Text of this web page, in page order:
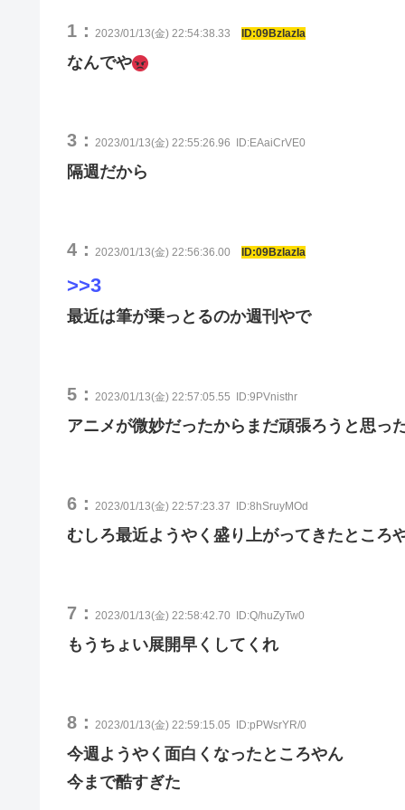
1： 2023/01/13(金) 22:54:38.33 ID:09BzlazIa
なんでや
3： 2023/01/13(金) 22:55:26.96 ID:EAaiCrVE0
隔週だから
4： 2023/01/13(金) 22:56:36.00 ID:09BzlazIa
>>3
最近は筆が乗っとるのか週刊やで
5： 2023/01/13(金) 22:57:05.55 ID:9PVnisthr
アニメが微妙だったからまだ頑張ろうと思っ
6： 2023/01/13(金) 22:57:23.37 ID:8hSruyMOd
むしろ最近ようやく盛り上がってきたところ
7： 2023/01/13(金) 22:58:42.70 ID:Q/huZyTw0
もうちょい展開早くしてくれ
8： 2023/01/13(金) 22:59:15.05 ID:pPWsrYR/0
今週ようやく面白くなったところやん
今まで酷すぎた